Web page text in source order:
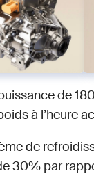
de
à l’heure
de
30% par